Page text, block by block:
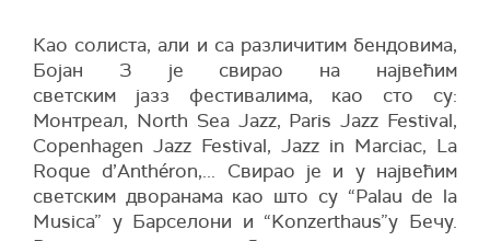
Као солиста, али и са различитим бендовима,
Бојан З је свирао на највећим
светским јазз фестивалима, као сто су:
Монтреал, North Sea Jazz, Paris Jazz Festival,
Copenhagen Jazz Festival, Jazz in Marciac, La
Roque d’Anthéron,... Свирао је и у највећим
светским дворанама као што су “Palau de la
Musica” у Барселони и “Konzerthaus”у Бечу.